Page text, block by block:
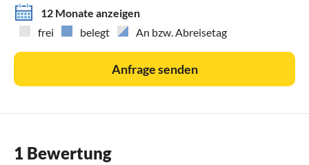
12 Monate anzeigen
frei
belegt An bzw. Abreisetag
Anfrage senden
1 Bewertung